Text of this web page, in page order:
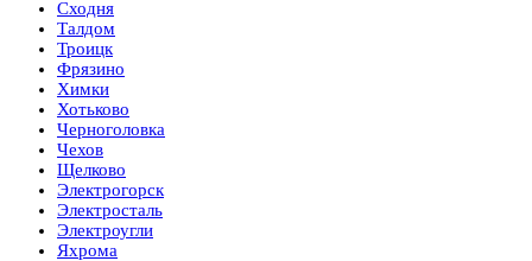
Сходня
Талдом
Троицк
Фрязино
Химки
Хотьково
Черноголовка
Чехов
Щелково
Электрогорск
Электросталь
Электроугли
Яхрома